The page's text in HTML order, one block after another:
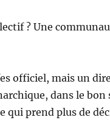
? Une
officiel, mais un
dans le bon
qui prend plus de